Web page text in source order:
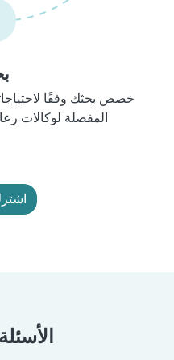
خصص بحثك وفقًا
المفصلة لوكالات